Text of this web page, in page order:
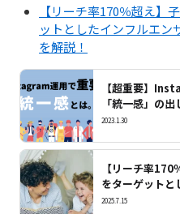
【リーチ率170％超え】
ットとしたインフルエ
を解説！
【超重要】
「統一感」の出
2023.1.30
【リーチ率
をターゲット
ィングのポイン
2025.7.15